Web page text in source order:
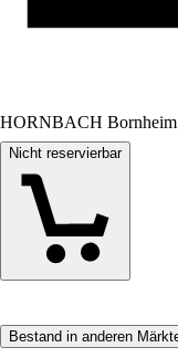
HORNBACH
Nicht reservierbar
Bestand in anderen